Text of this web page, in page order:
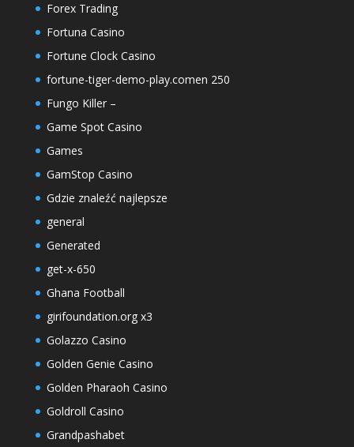
Forex Trading
Fortuna Casino
Fortune Clock Casino
fortune-tiger-demo-play.comen 250
Fungo Killer –
Game Spot Casino
Games
GamStop Casino
Gdzie znaleźć najlepsze
general
Generated
get-x-650
Ghana Football
girifoundation.org x3
Golazzo Casino
Golden Genie Casino
Golden Pharaoh Casino
Goldroll Casino
Grandpashabet